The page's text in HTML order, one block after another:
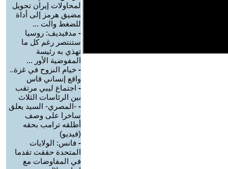
لمحاولات إيران تحويل
مضيق هرمز إلى أداة
للضغط والت ...
- مدفيديف: روسيا
ستنتصر رغم كل ما
تهذي به رئيسة
المفوضية الأور ...
- خيام النزوح في غزة..
واقع إنساني قاس
- اجتماع ليبي مرتقب
بين الرئاسات الثلاث
- -المصري- السيد يعلق
ساخرا على وصف
أطلقه ترامب بحقه
(فيديو)
- فانس: الولايات
المتحدة حققت تقدما
في المفاوضات مع